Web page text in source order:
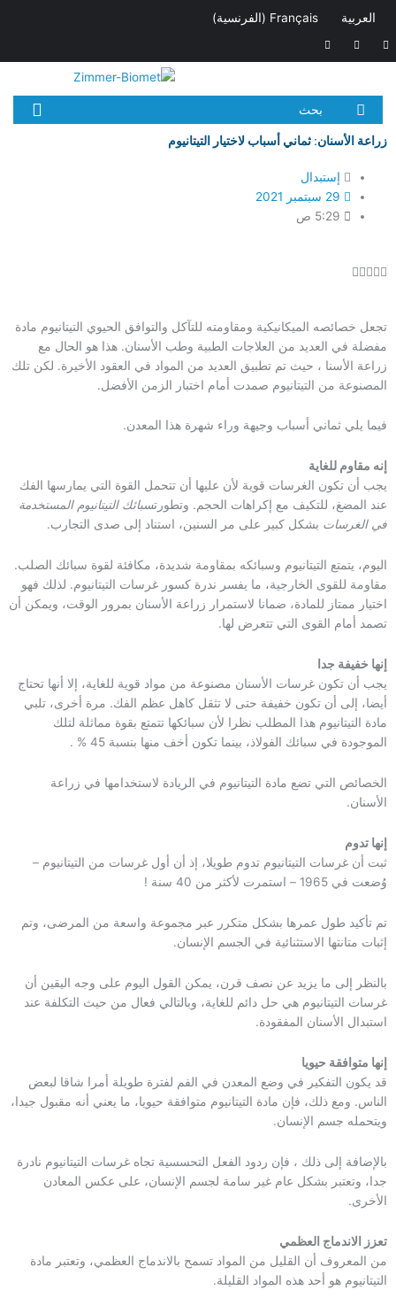
المحتوى
العربية Français
(الفرنسية)
F
a
c
-
I
n
s
r
a
m
L
i
n
زراعة الأسنان: ثماني أسباب لاختيار التيتانيوم
إستبدال
29 سبتمبر 2021
5:29 ص

of
5
تجعل خصائصه الميكانيكية ومقاومته للتآكل والتوافق الحيوي التيتانيوم مادة
مفضلة في العديد من العلاجات الطبية وطب الأسنان. هذا هو الحال مع
زراعة الأسنا ، حيث تم تطبيق العديد من المواد في العقود الأخيرة. لكن تلك
المصنوعة من التيتانيوم صمدت أمام اختبار الزمن الأفضل.
فيما يلي ثماني أسباب وجيهة وراء شهرة هذا المعدن.
إنه مقاوم للغاية
يجب أن تكون الغرسات قوية لأن عليها أن تتحمل القوة التي يمارسها الفك
عند المضغ، للتكيف مع إكراهات الحجم. وتطورتسبائك التيتانيوم المستخدمة
في الغرسات بشكل كبير على مر السنين، استناد إلى صدى التجارب.
اليوم، يتمتع التيتانيوم وسبائكه بمقاومة شديدة، مكافئة لقوة سبائك الصلب.
مقاومة للقوى الخارجية، ما يفسر ندرة كسور غرسات التيتانيوم. لذلك فهو
اختيار ممتاز للمادة، ضمانا لاستمرار زراعة الأسنان بمرور الوقت، ويمكن أن
تصمد أمام القوى التي تتعرض لها.
إنها خفيفة جدا
يجب أن تكون غرسات الأسنان مصنوعة من مواد قوية للغاية، إلا أنها تحتاج
أيضا، إلى أن تكون خفيفة حتى لا تثقل كاهل عظم الفك. مرة أخرى، تلبي
مادة التيتانيوم هذا المطلب نظرا لأن سبائكها تتمتع بقوة مماثلة لتلك
الموجودة في سبائك الفولاذ، بينما تكون أخف منها بنسبة 45 % .
الخصائص التي تضع مادة التيتانيوم في الريادة لاستخدامها في زراعة
الأسنان.
إنها تدوم
ثبت أن غرسات التيتانيوم تدوم طويلا، إذ أن أول غرسات من التيتانيوم –
وُضعت في 1965 – استمرت لأكثر من 40 سنة !
تم تأكيد طول عمرها بشكل متكرر عبر مجموعة واسعة من المرضى، وتم
إثبات متانتها الاستثنائية في الجسم الإنسان.
بالنظر إلى ما يزيد عن نصف قرن، يمكن القول اليوم على وجه اليقين أن
غرسات التيتانيوم هي حل دائم للغاية، وبالتالي فعال من حيث التكلفة عند
استبدال الأسنان المفقودة.
إنها متوافقة حيويا
قد يكون التفكير في وضع المعدن في الفم لفترة طويلة أمرا شاقا لبعض
الناس. ومع ذلك، فإن مادة التيتانيوم متوافقة حيويا، ما يعني أنه مقبول جيدا،
ويتحمله جسم الإنسان.
بالإضافة إلى ذلك ، فإن ردود الفعل التحسسية تجاه غرسات التيتانيوم نادرة
جدا، وتعتبر بشكل عام غير سامة لجسم الإنسان، على عكس المعادن
الأخرى.
تعزز الاندماج العظمي
من المعروف أن القليل من المواد تسمح بالاندماج العظمي، وتعتبر مادة
التيتانيوم هو أحد هذه المواد القليلة.